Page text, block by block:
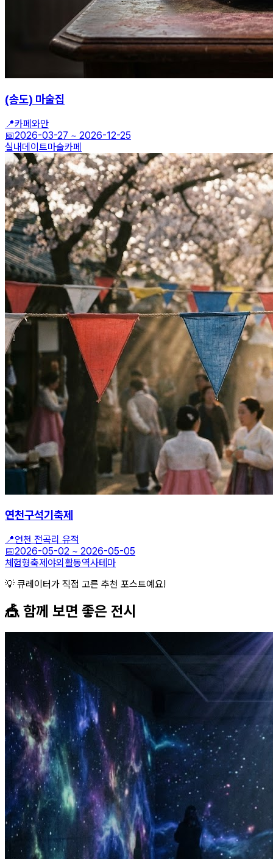
(송도) 마술집
📍카페와안
📅2026-03-27 ~ 2026-12-25
실내데이트마술카페
연천구석기축제
📍연천 전곡리 유적
📅2026-05-02 ~ 2026-05-05
체험형축제야외활동역사테마
💡 큐레이터가 직접 고른 추천 포스트예요!
🎪 함께 보면 좋은 전시